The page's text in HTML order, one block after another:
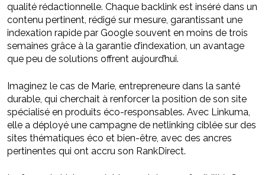
qualité rédactionnelle. Chaque backlink est inséré dans un
contenu pertinent, rédigé sur mesure, garantissant une
indexation rapide par Google souvent en moins de trois
semaines grâce à la garantie d’indexation, un avantage
que peu de solutions offrent aujourd’hui.
Imaginez le cas de Marie, entrepreneure dans la santé
durable, qui cherchait à renforcer la position de son site
spécialisé en produits éco-responsables. Avec Linkuma,
elle a déployé une campagne de netlinking ciblée sur des
sites thématiques éco et bien-être, avec des ancres
pertinentes qui ont accru son RankDirect.